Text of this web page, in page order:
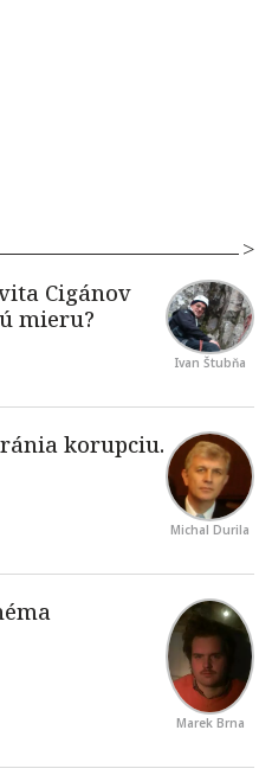
Ivan Štubňa
Michal Durila
Marek Brna